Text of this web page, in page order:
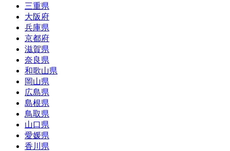
三重県
大阪府
兵庫県
京都府
滋賀県
奈良県
和歌山県
岡山県
広島県
島根県
鳥取県
山口県
愛媛県
香川県